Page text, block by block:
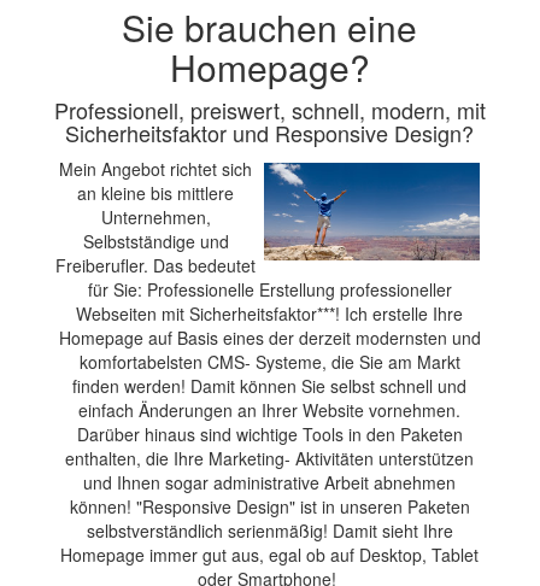
Sie brauchen eine
Homepage?
Professionell, preiswert, schnell, modern, mit
Sicherheitsfaktor und Responsive Design?
Mein Angebot richtet sich
an kleine bis mittlere
Unternehmen,
Selbstständige und
Freiberufler. Das bedeutet
für Sie: Professionelle Erstellung professioneller
Webseiten mit Sicherheitsfaktor***! Ich erstelle Ihre
Homepage auf Basis eines der derzeit modernsten und
komfortabelsten CMS- Systeme, die Sie am Markt
finden werden! Damit können Sie selbst schnell und
einfach Änderungen an Ihrer Website vornehmen.
Darüber hinaus sind wichtige Tools in den Paketen
enthalten, die Ihre Marketing- Aktivitäten unterstützen
und Ihnen sogar administrative Arbeit abnehmen
können! "Responsive Design" ist in unseren Paketen
selbstverständlich serienmäßig! Damit sieht Ihre
Homepage immer gut aus, egal ob auf Desktop, Tablet
oder Smartphone!